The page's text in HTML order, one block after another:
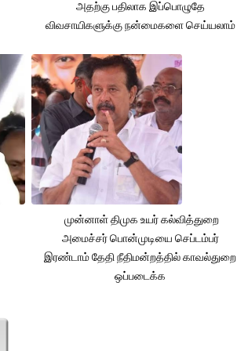
அதற்கு பதிலாக இப்பொழுதே
விவசாயிகளுக்கு நன்மைகளை செய்யலாம்
முன்னாள் திமுக உயர் கல்வித்துறை
அமைச்சர் பொன்முடியை செப்டம்பர்
இரண்டாம் தேதி நீதிமன்றத்தில் காவல்துறை
ஒப்படைக்க